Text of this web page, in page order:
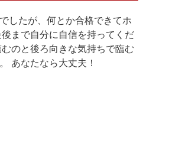
したが、何とか合格できてホ
まで自分に自信を持ってくだ
のと後ろ向きな気持ちで臨む
あなたなら大丈夫！